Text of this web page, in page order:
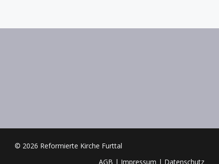
© 2026 Reformierte Kirche Furttal
AGB | Impressum | Datenschutz